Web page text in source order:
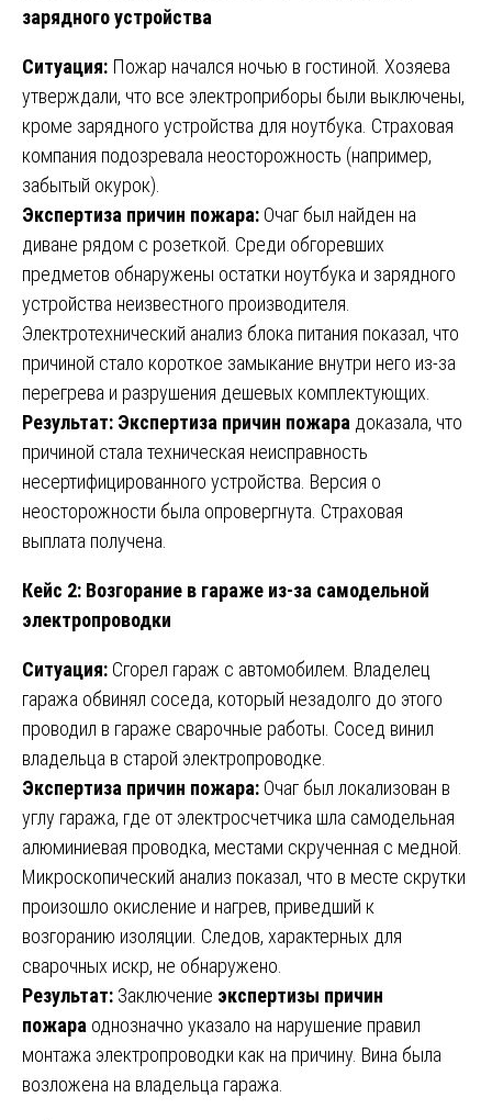
зарядного устройства
Ситуация: Пожар начался ночью в гостиной. Хозяева
утверждали, что все электроприборы были выключены,
кроме зарядного устройства для ноутбука. Страховая
компания подозревала неосторожность (например,
забытый окурок).
Экспертиза причин пожара: Очаг был найден на
диване рядом с розеткой. Среди обгоревших
предметов обнаружены остатки ноутбука и зарядного
устройства неизвестного производителя.
Электротехнический анализ блока питания показал, что
причиной стало короткое замыкание внутри него из-за
перегрева и разрушения дешевых комплектующих.
Результат: Экспертиза причин пожара доказала, что
причиной стала техническая неисправность
несертифицированного устройства. Версия о
неосторожности была опровергнута. Страховая
выплата получена.
Кейс 2: Возгорание в гараже из-за самодельной
электропроводки
Ситуация: Сгорел гараж с автомобилем. Владелец
гаража обвинял соседа, который незадолго до этого
проводил в гараже сварочные работы. Сосед винил
владельца в старой электропроводке.
Экспертиза причин пожара: Очаг был локализован в
углу гаража, где от электросчетчика шла самодельная
алюминиевая проводка, местами скрученная с медной.
Микроскопический анализ показал, что в месте скрутки
произошло окисление и нагрев, приведший к
возгоранию изоляции. Следов, характерных для
сварочных искр, не обнаружено.
Результат: Заключение экспертизы причин
пожара однозначно указало на нарушение правил
монтажа электропроводки как на причину. Вина была
возложена на владельца гаража.